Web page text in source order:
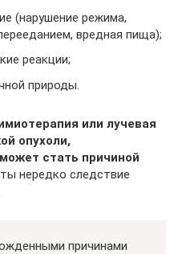
(нарушение режима,
вредная пища);
реакции;
природы.
или лучевая
опухоли,
стать причиной
нередко следствие
причинами